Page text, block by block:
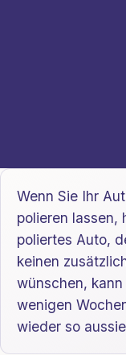
Wenn Sie Ihr
polieren lassen,
poliertes Auto,
keinen
wünschen,
wenigen
wieder so